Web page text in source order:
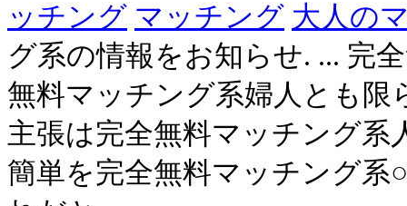
ッチング マッチング 大人の
グ系の情報をお知らせ. ... 完
無料マッチング系婦人とも
主張は完全無料マッチング系
簡単を完全無料マッチング